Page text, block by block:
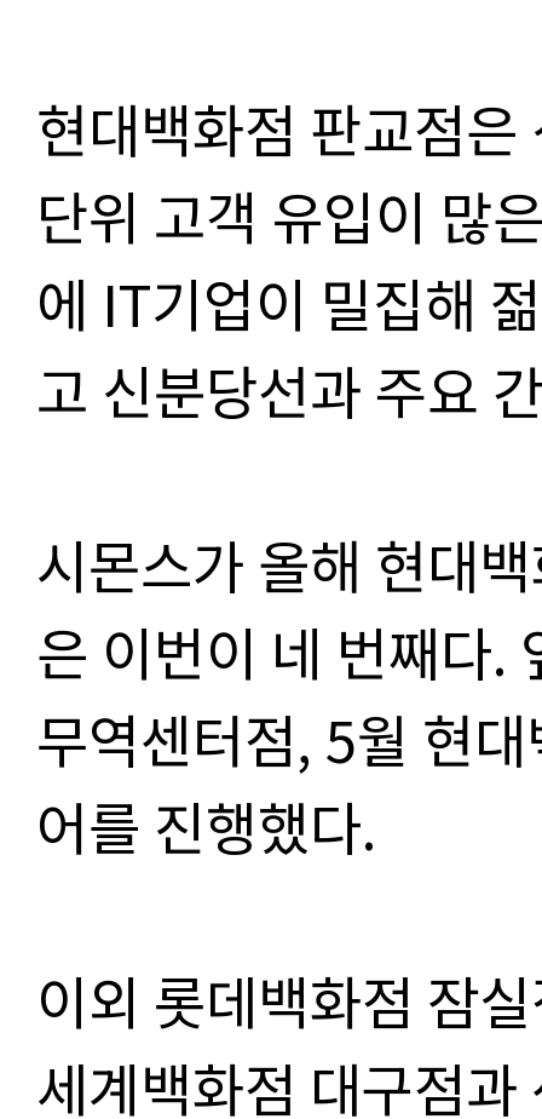
현대백화점 판교점
단위 고객 유입이 많
에 IT기업이 밀집해
고 신분당선과 주요
시몬스가 올해 현대
은 이번이 네 번째다.
무역센터점, 5월 현
어를 진행했다.
이외 롯데백화점 잠
세계백화점 대구점